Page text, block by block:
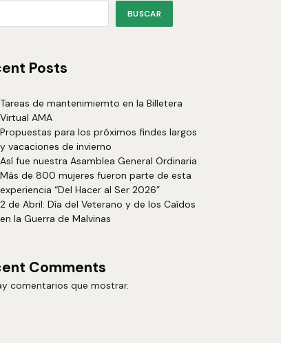
BUSCAR
Posts
Tareas de mantenimiemto en la Billetera
Virtual AMA
Propuestas para los próximos findes largos
y vacaciones de invierno
Así fue nuestra Asamblea General Ordinaria
Más de 800 mujeres fueron parte de esta
experiencia “Del Hacer al Ser 2026”
2 de Abril: Día del Veterano y de los Caídos
en la Guerra de Malvinas
Comments
comentarios que mostrar.